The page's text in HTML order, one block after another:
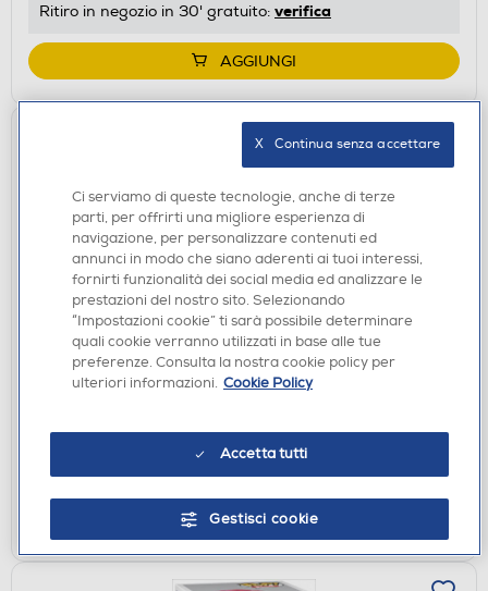
Ritiro in negozio in 30' gratuito: verifica
AGGIUNGI
ACCESSORI HOME ENTERTAINMENT
FUNKO - POP One Piece Franky w/Sunglasses
2232 - 90645
disponibile
AGGIUNGI
Ci serviamo di queste tecnologie, anche di terze
parti, per offrirti una migliore esperienza di
navigazione, per personalizzare contenuti ed
annunci in modo che siano aderenti ai tuoi interessi,
fornirti funzionalità dei social media ed analizzare le
prestazioni del nostro sito. Selezionando
“Impostazioni cookie” ti sarà possibile determinare
quali cookie verranno utilizzati in base alle tue
preferenze. Consulta la nostra cookie policy per
ulteriori informazioni. Cookie Policy
Accetta tutti
Gestisci cookie
X   Continua senza accettare